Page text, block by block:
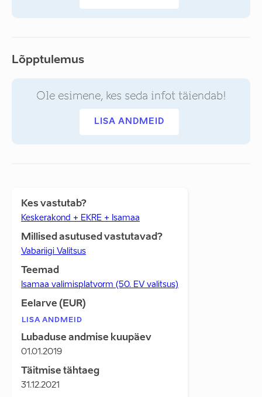
Lõpptulemus
Ole esimene, kes seda infot täiendab!
LISA ANDMEID
Kes vastutab?
Keskerakond + EKRE + Isamaa
Millised asutused vastutavad?
Vabariigi Valitsus
Teemad
Isamaa valimisplatvorm (50. EV valitsus)
Eelarve (EUR)
LISA ANDMEID
Lubaduse andmise kuupäev
01.01.2019
Täitmise tähtaeg
31.12.2021